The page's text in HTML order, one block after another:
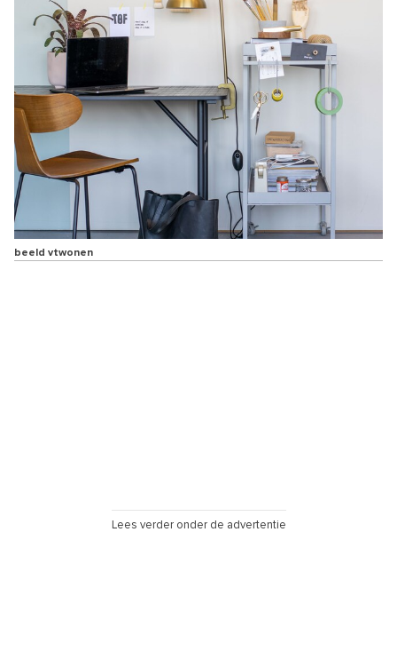
beeld vtwonen
Lees verder onder de advertentie